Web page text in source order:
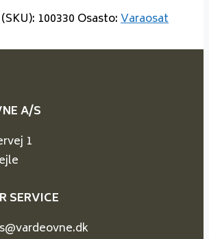
100330 Osasto:Varaosat
A/S
1
SERVICE